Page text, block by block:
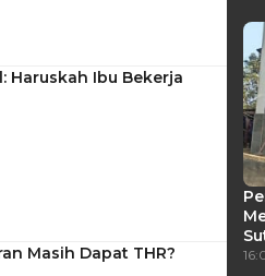
Haruskah Ibu Bekerja
Masih Dapat THR?